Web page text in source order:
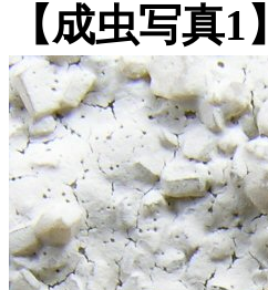
【成虫写真1】